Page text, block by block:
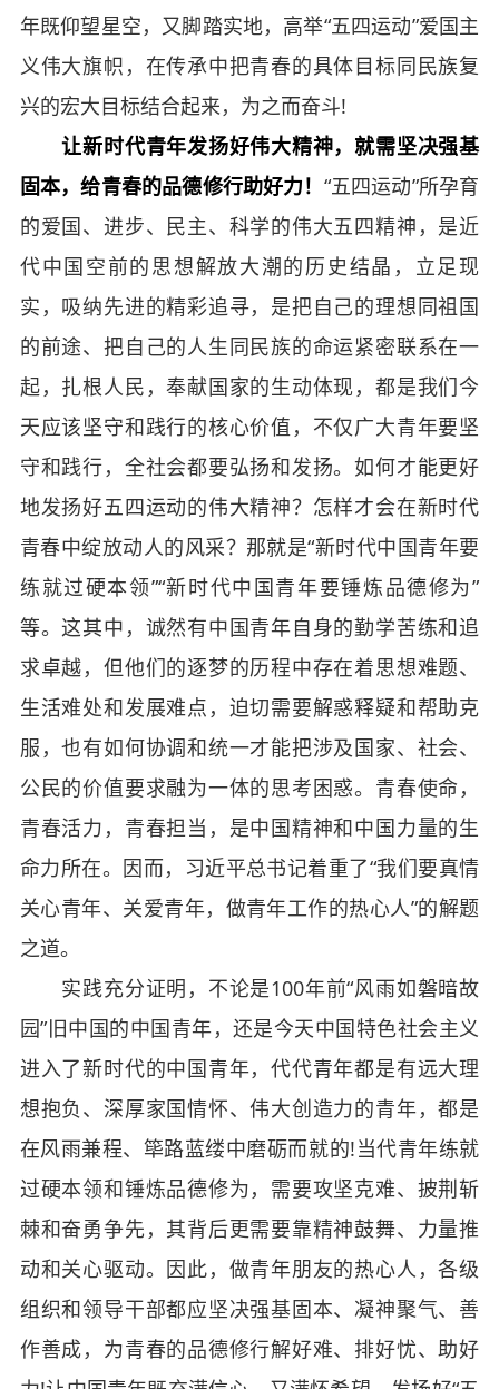
年既仰望星空，又脚踏实地，高举“五四运动”爱国主
义伟大旗帜，在传承中把青春的具体目标同民族复
兴的宏大目标结合起来，为之而奋斗!
让新时代青年发扬好伟大精神，就需坚决强基
固本，给青春的品德修行助好力！ “五四运动”所孕育
的爱国、进步、民主、科学的伟大五四精神，是近
代中国空前的思想解放大潮的历史结晶，立足现
实，吸纳先进的精彩追寻，是把自己的理想同祖国
的前途、把自己的人生同民族的命运紧密联系在一
起，扎根人民，奉献国家的生动体现，都是我们今
天应该坚守和践行的核心价值，不仅广大青年要坚
守和践行，全社会都要弘扬和发扬。如何才能更好
地发扬好五四运动的伟大精神？怎样才会在新时代
青春中绽放动人的风采？那就是“新时代中国青年要
练就过硬本领”“新时代中国青年要锤炼品德修为”
等。这其中，诚然有中国青年自身的勤学苦练和追
求卓越，但他们的逐梦的历程中存在着思想难题、
生活难处和发展难点，迫切需要解惑释疑和帮助克
服，也有如何协调和统一才能把涉及国家、社会、
公民的价值要求融为一体的思考困惑。青春使命，
青春活力，青春担当，是中国精神和中国力量的生
命力所在。因而，习近平总书记着重了“我们要真情
关心青年、关爱青年，做青年工作的热心人”的解题
之道。
实践充分证明，不论是100年前“风雨如磐暗故
园”旧中国的中国青年，还是今天中国特色社会主义
进入了新时代的中国青年，代代青年都是有远大理
想抱负、深厚家国情怀、伟大创造力的青年，都是
在风雨兼程、筚路蓝缕中磨砺而就的!当代青年练就
过硬本领和锤炼品德修为，需要攻坚克难、披荆斩
棘和奋勇争先，其背后更需要靠精神鼓舞、力量推
动和关心驱动。因此，做青年朋友的热心人，各级
组织和领导干部都应坚决强基固本、凝神聚气、善
作善成，为青春的品德修行解好难、排好忧、助好